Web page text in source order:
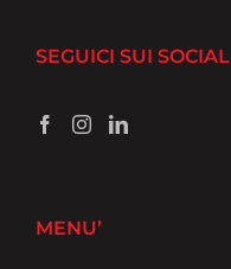
SEGUICI SUI SOCIAL
MENU’